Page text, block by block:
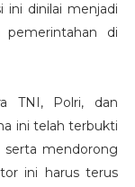
ini dinilai menjadi
di
TNI, Polri, dan
ini telah terbukti
serta mendorong
ini harus terus